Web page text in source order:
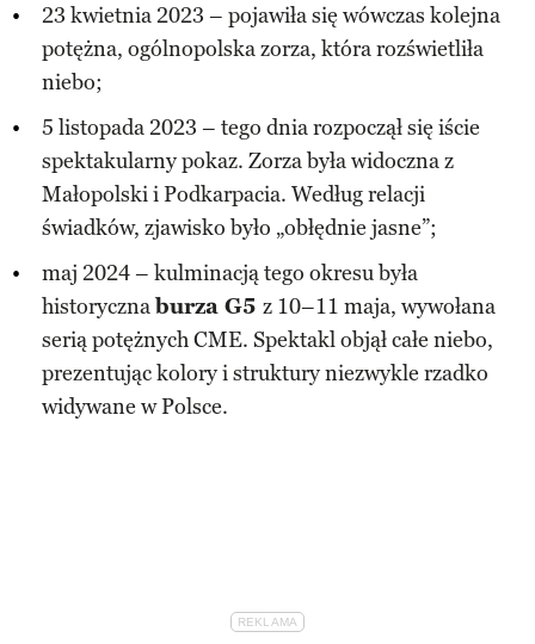
23 kwietnia 2023 – pojawiła się wówczas kolejna
potężna, ogólnopolska zorza, która rozświetliła
niebo;
5 listopada 2023 – tego dnia rozpoczął się iście
spektakularny pokaz. Zorza była widoczna z
Małopolski i Podkarpacia. Według relacji
świadków, zjawisko było „obłędnie jasne”;
maj 2024 – kulminacją tego okresu była
historycznaburza G5 z 10–11 maja, wywołana
serią potężnych CME. Spektakl objął całe niebo,
prezentując kolory i struktury niezwykle rzadko
widywane w Polsce.